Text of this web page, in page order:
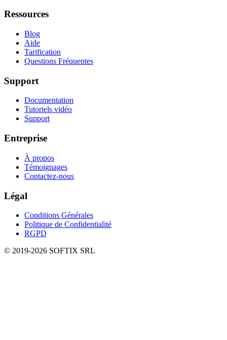
Ressources
Blog
Aide
Tarification
Questions Fréquentes
Support
Documentation
Tutoriels vidéo
Support
Entreprise
À propos
Témoignages
Contactez-nous
Légal
Conditions Générales
Politique de Confidentialité
RGPD
© 2019-2026 SOFTIX SRL